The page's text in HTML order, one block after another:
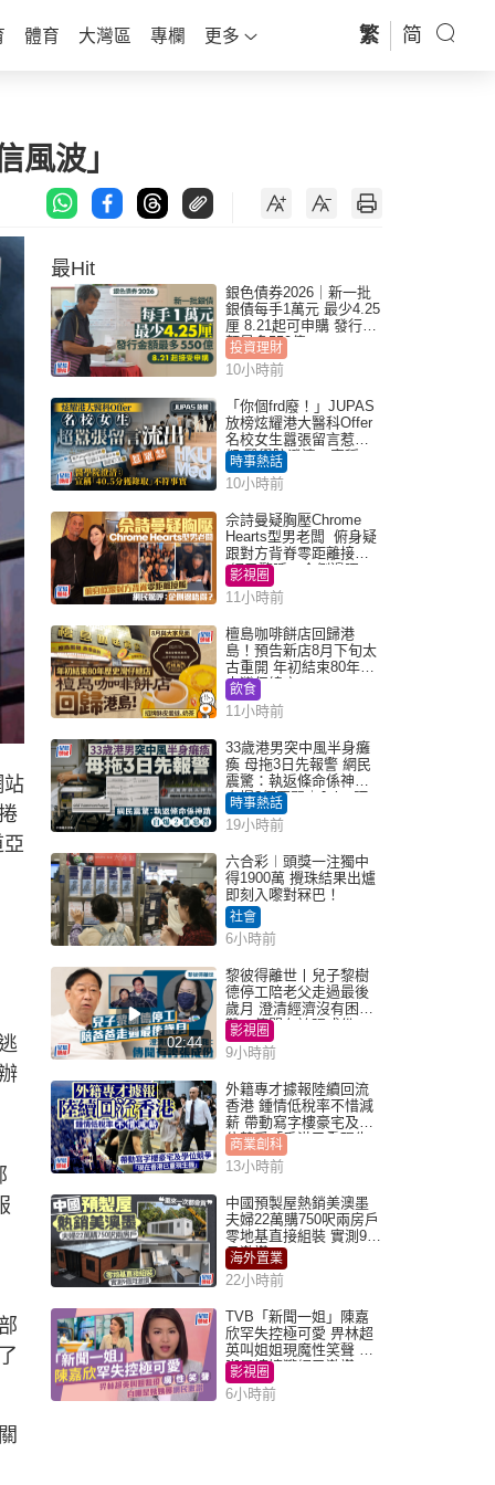
體育 大灣區 專欄 更多 繁 简
風波」
站
最Hit
銀色債券2026｜新一批
銀債每手1萬元 最少4.25
厘 8.21起可申購 發行金
額最多550億
投資理財
10小時前
「你個frd廢！」JUPAS
放榜炫耀港大醫科Offer
名校女生囂張留言惹眾
怒 醫學院澄清：宣稱
「40.5分獲錄取」不符事
實｜Juicy叮
時事熱話
10小時前
佘詩曼疑胸壓Chrome
Hearts型男老闆 俯身疑
跟對方背脊零距離接觸
網民驚呼：企側邊唔
得？
影視圈
11小時前
檀島咖啡餅店回歸港
島！預告新店8月下旬太
古重開 年初結束80年歷
史灣仔總店
飲食
11小時前
33歲港男突中風半身癱
瘓 母拖3日先報警 網民
震驚：執返條命係神蹟
自爆2個惡習｜Juicy叮
時事熱話
19小時前
六合彩︱頭獎一注獨中
得1900萬 攪珠結果出爐
即刻入嚟對冧巴！
社會
6小時前
02:44
黎彼得離世丨兒子黎樹
德停工陪老父走過最後
歲月 澄清經濟沒有困
難：傳聞有誇張成份
影視圈
9小時前
外籍專才據報陸續回流
香港 鍾情低稅率不惜減
薪 帶動寫字樓豪宅及學
位競爭「香港已重現生
機」
商業創科
13小時前
中國預製屋熱銷美澳墨
夫婦22萬購750呎兩房戶
零地基直接組裝 實測9個
月激讚
海外置業
22小時前
TVB「新聞一姐」陳嘉
欣罕失控極可愛 畀林超
英叫姐姐現魔性笑聲 自
嘲是姨姨獲網民激讚
影視圈
6小時前